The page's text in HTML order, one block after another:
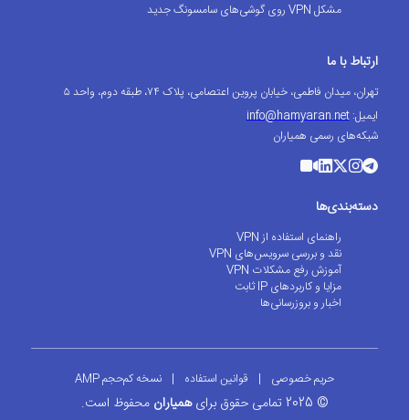
مشکل VPN روی گوشی‌های سامسونگ جدید
ارتباط با ما
تهران، میدان فاطمی، خیابان پروین اعتصامی، پلاک ۷۴، طبقه دوم، واحد ۵
ایمیل:info@hamyaran.net
شبکه‌های رسمی همیاران
دسته‌بندی‌ها
راهنمای استفاده از VPN
نقد و بررسی سرویس‌های VPN
آموزش رفع مشکلات VPN
مزایا و کاربردهای IP ثابت
اخبار و بروزرسانی‌ها
حریم خصوصی | قوانین استفاده | نسخه کم‌حجم AMP
© 2025 تمامی حقوق برای همیاران محفوظ است.